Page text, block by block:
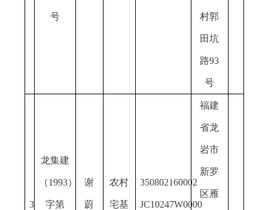
号 村郭
田坑
路93
号
3
龙集建
（1993）
字第
谢
蔚
农村
宅基
350802160002
JC10247W0000
福建
省龙
岩市
新罗
区雁